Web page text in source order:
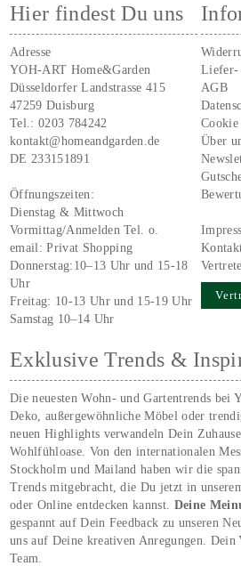
Hier findest Du uns
Adresse
YOH-ART Home&Garden
Düsseldorfer Landstrasse 415
47259 Duisburg
Tel.:0203 784242
kontakt@homeandgarden.de
DE 233151891
Öffnungszeiten:
Dienstag & Mittwoch
Vormittag/Anmelden Tel. o.
email:Privat Shopping
Donnerstag:10–13 Uhr und 15-18
Uhr
Freitag: 10-13 Uhr und 15-19 Uhr
Samstag 10–14 Uhr
Liefer-
AGB
Cookie
Über
Exklusive Trends &
Die neuesten Wohn- und Gartentrends bei
Deko, außergewöhnliche Möbel oder
neuen Highlights verwandeln Dein
Wohlfühloase. Von den internationalen
Stockholm und Mailand haben wir die
Trends mitgebracht, die Du jetzt in
oder Online entdecken kannst. Deine
gespannt auf Dein Feedback zu unseren
uns auf Deine kreativen Anregungen.
Team.